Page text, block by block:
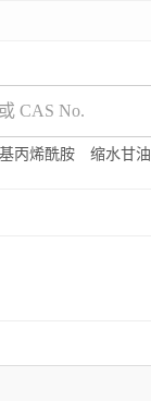
丙烯酰胺 缩水甘油